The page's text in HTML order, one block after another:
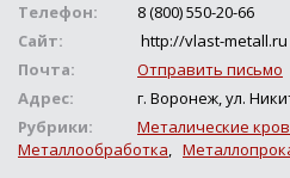
Телефон:
8 (800) 550-20-66
Сайт:
http://vlast-metall.ru
Почта:
Отправить письмо
Адрес:
г. Воронеж, ул.
Рубрики:
Металические
Металлообработка,